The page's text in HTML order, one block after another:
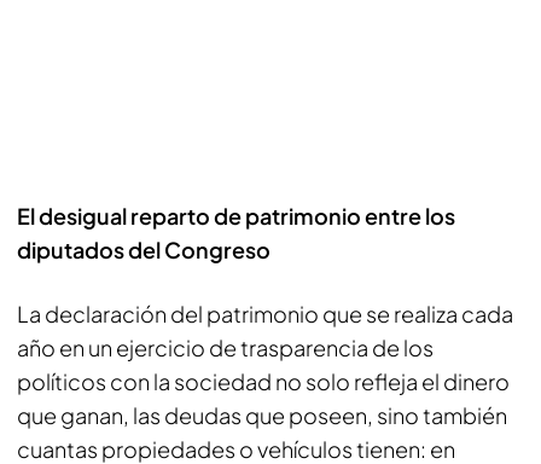
El desigual reparto de patrimonio entre los
diputados del Congreso
La declaración del patrimonio que se realiza cada
año en un ejercicio de trasparencia de los
políticos con la sociedad no solo refleja el dinero
que ganan, las deudas que poseen, sino también
cuantas propiedades o vehículos tienen: en